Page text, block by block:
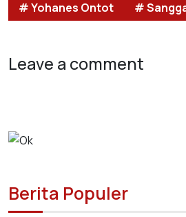
# Yohanes Ontot #
Leave a comment
Berita Populer